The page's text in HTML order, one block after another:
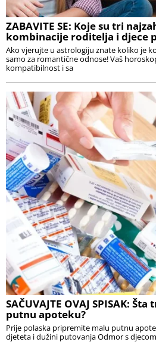
ZABAVITE SE: Koje su tri
kombinacije roditelja i djece
Ako vjerujte u astrologiju znate koliko je
samo za romantične odnose! Vaš
kompatibilnost i sa
SAČUVAJTE OVAJ SPISAK:
putnu apoteku?
Prije polaska pripremite malu putnu
djeteta i dužini putovanja Odmor s